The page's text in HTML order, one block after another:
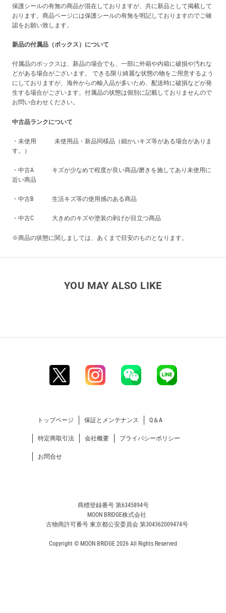
保護シールの有無の商品が混在しておりますが、共に新品として掲載して
おります。商品ページには保護シールの有無を明記しておりますのでご確
認をお願い致します。
新品の付属品（ボックス）について
付属品のボックスは、新品の場合でも、一部に外箱や内箱に破損や汚れな
どがある場合がございます。 できる限り綺麗な状態の物をご用意するよう
にしておりますが、海外からの輸入品が多いため、配送時に破損などが発
生する場合がございます。付属品の状態は個別に記載しておりませんので
お問い合わせください。
中古品ランクについて
・未使用 未使用品・新品同様品（細かいキズ等がある場合がありま
す。）
・中古A キズが少なめで程度が良い商品/磨きを施してあり未使用に
近い商品
・中古B 生活キズ等の使用感のある商品
・中古C 大きめのキズや塗装の剥げが目立つ商品
※商品の状態に関しましては、あくまで目安のものとなります。
YOU MAY ALSO LIKE
トップページ 保証とメンテナンス Q＆A
特定商取引法 会社概要 プライバシーポリシー
お問合せ
商標登録番号 第6345894号
MOON BRIDGE株式会社
古物商許可番号 東京都公安委員会 第304362009474号
Copyright © MOON BRIDGE 2026 All Rights Reserved